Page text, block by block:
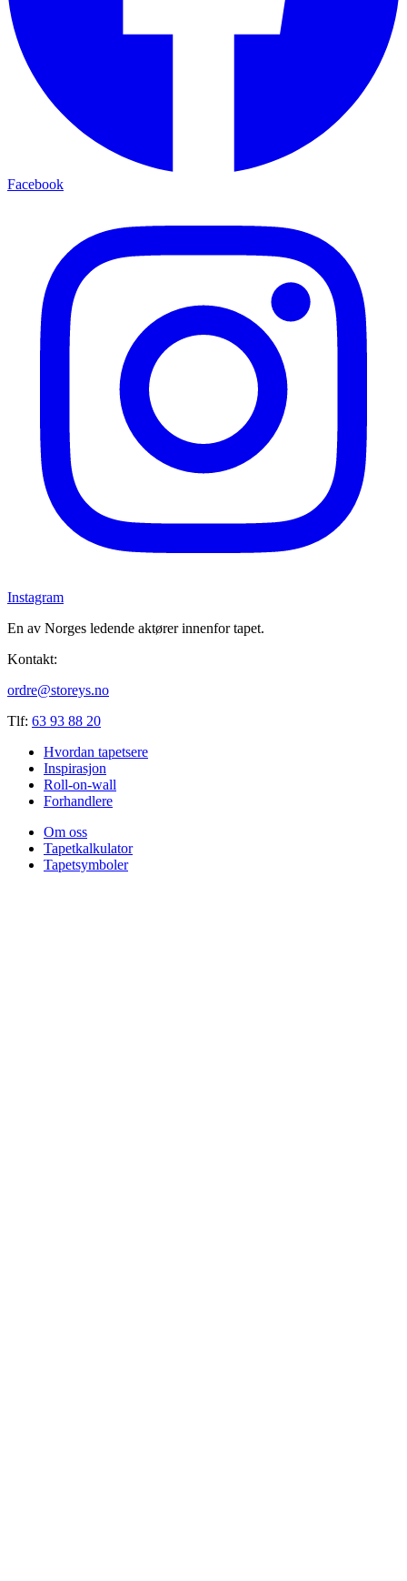
Facebook
Instagram
En av Norges ledende aktører innenfor tapet.
Kontakt:
ordre@storeys.no
Tlf: 63 93 88 20
Hvordan tapetsere
Inspirasjon
Roll-on-wall
Forhandlere
Om oss
Tapetkalkulator
Tapetsymboler